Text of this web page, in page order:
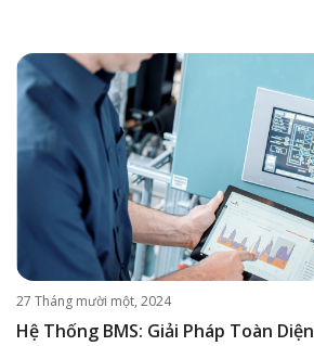
27 Tháng mười một, 2024
Hệ Thống BMS: Giải Pháp Toàn Diện